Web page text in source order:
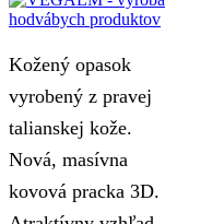
Kožený opasok
vyrobený z pravej
talianskej kože.
Nová, masívna
kovová pracka 3D.